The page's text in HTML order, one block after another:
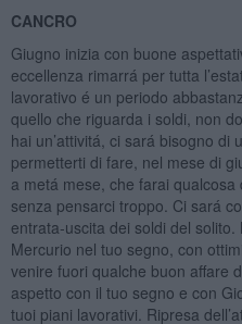
CANCRO
Giugno inizia con buone
eccellenza rimarrá per tutta
lavorativo é un periodo
quello che riguarda i soldi, non
hai un’attivitá, ci sará bisogno di
permetterti di fare, nel mese di
a metá mese, che farai qualcosa
senza pensarci troppo. Ci sará
entrata-uscita dei soldi del
Mercurio nel tuo segno, con
venire fuori qualche buon affare
aspetto con il tuo segno e con
tuoi piani lavorativi. Ripresa